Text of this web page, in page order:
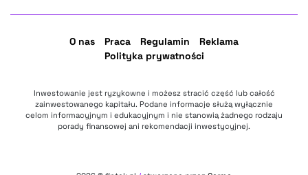
O nas Praca Regulamin
Reklama
Polityka prywatności
Inwestowanie jest ryzykowne i możesz stracić część lub całość
zainwestowanego kapitału. Podane informacje służą wyłącznie
celom informacyjnym i edukacyjnym i nie stanowią żadnego rodzaju
porady finansowej ani rekomendacji inwestycyjnej.